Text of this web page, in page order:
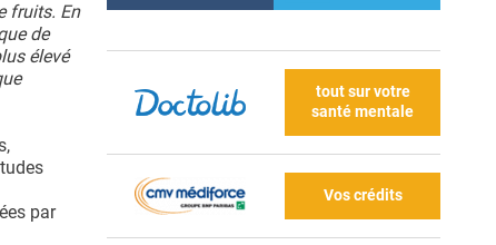
fruits. En
de
élevé
par
tout sur votre
santé mentale
Vos crédits